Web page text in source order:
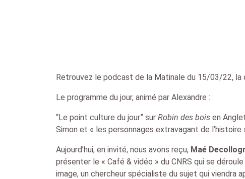
Retrouvez le podcast de la Matinale du 15/03/22, la
Le programme du jour, animé par Alexandre :
“Le point culture du jour” sur Robin des bois en
Simon et « les personnages extravagant de l’histoire
Aujourd’hui, en invité, nous avons reçu, Maé
présenter le « Café & vidéo » du CNRS qui se
image, un chercheur spécialiste du sujet qui